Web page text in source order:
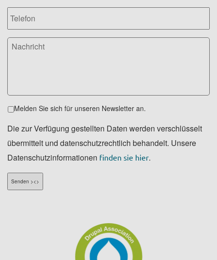
Telefon
Nachricht
Newsletter
Melden Sie sich für unseren Newsletter an.
Die zur Verfügung gestellten Daten werden verschlüsselt
übermittelt und datenschutzrechtlich behandelt. Unsere
Datenschutzinformationen finden sie hier.
Senden ><>